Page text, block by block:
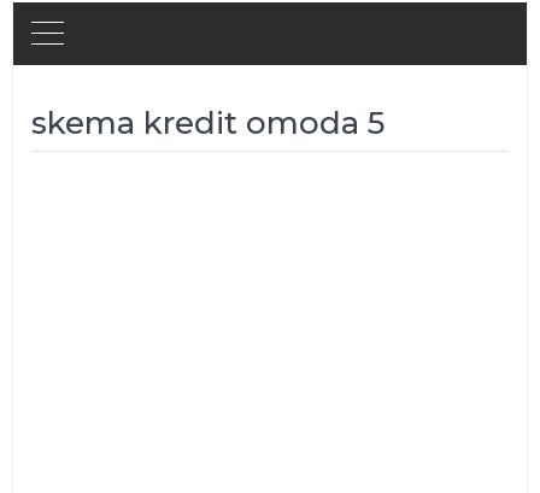
skema kredit omoda 5